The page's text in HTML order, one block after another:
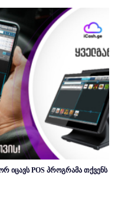
იცავს POS პროგრამა თქვენს